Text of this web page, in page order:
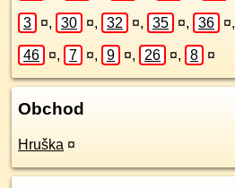
3 ¤, 30 ¤, 32 ¤, 35 ¤, 36 ¤,
46 ¤, 7 ¤, 9 ¤, 26 ¤, 8 ¤
Obchod
Hruška ¤